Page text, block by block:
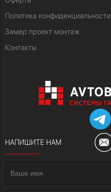
Политика конфиденциальности
Замер проект монтаж
Контакты
НАПИШИТЕ НАМ